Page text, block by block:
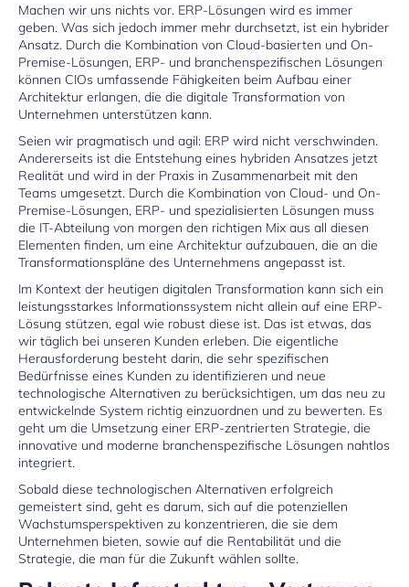
Machen wir uns nichts vor. ERP-Lösungen wird es immer
geben. Was sich jedoch immer mehr durchsetzt, ist ein hybrider
Ansatz. Durch die Kombination von Cloud-basierten und On-
Premise-Lösungen, ERP- und branchenspezifischen Lösungen
können CIOs umfassende Fähigkeiten beim Aufbau einer
Architektur erlangen, die die digitale Transformation von
Unternehmen unterstützen kann.
Seien wir pragmatisch und agil: ERP wird nicht verschwinden.
Andererseits ist die Entstehung eines hybriden Ansatzes jetzt
Realität und wird in der Praxis in Zusammenarbeit mit den
Teams umgesetzt. Durch die Kombination von Cloud- und On-
Premise-Lösungen, ERP- und spezialisierten Lösungen muss
die IT-Abteilung von morgen den richtigen Mix aus all diesen
Elementen finden, um eine Architektur aufzubauen, die an die
Transformationspläne des Unternehmens angepasst ist.
Im Kontext der heutigen digitalen Transformation kann sich ein
leistungsstarkes Informationssystem nicht allein auf eine ERP-
Lösung stützen, egal wie robust diese ist. Das ist etwas, das
wir täglich bei unseren Kunden erleben. Die eigentliche
Herausforderung besteht darin, die sehr spezifischen
Bedürfnisse eines Kunden zu identifizieren und neue
technologische Alternativen zu berücksichtigen, um das neu zu
entwickelnde System richtig einzuordnen und zu bewerten. Es
geht um die Umsetzung einer ERP-zentrierten Strategie, die
innovative und moderne branchenspezifische Lösungen nahtlos
integriert.
Sobald diese technologischen Alternativen erfolgreich
gemeistert sind, geht es darum, sich auf die potenziellen
Wachstumsperspektiven zu konzentrieren, die sie dem
Unternehmen bieten, sowie auf die Rentabilität und die
Strategie, die man für die Zukunft wählen sollte.